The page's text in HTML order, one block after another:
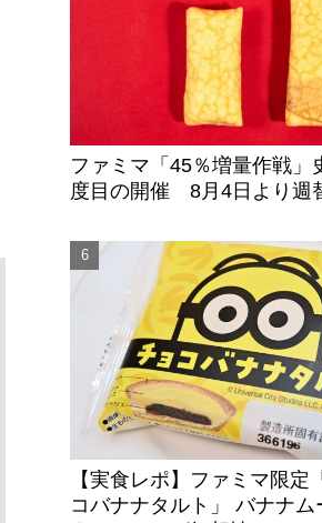
ファミマ「45％増量作戦」
度目の開催 8月4日より週
【実食レポ】ファミマ限定
コバナナタルト」 バナナ